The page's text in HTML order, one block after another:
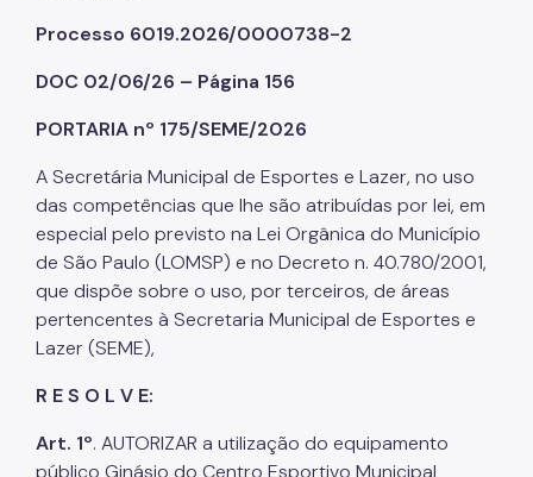
Processo 6019.2026/0000738-2
DOC 02/06/26 – Página 156
PORTARIA nº 175/SEME/2026
A Secretária Municipal de Esportes e Lazer, no uso
das competências que lhe são atribuídas por lei, em
especial pelo previsto na Lei Orgânica do Município
de São Paulo (LOMSP) e no Decreto n. 40.780/2001,
que dispõe sobre o uso, por terceiros, de áreas
pertencentes à Secretaria Municipal de Esportes e
Lazer (SEME),
R E S O L V E:
Art. 1º. AUTORIZAR a utilização do equipamento
público Ginásio do Centro Esportivo Municipal